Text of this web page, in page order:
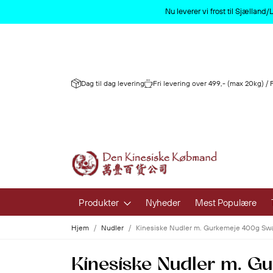
Nu leverer vi frost til Sjælland/
Dag til dag levering Fri levering over 499,- (max 20kg)
Produkter
Frisk Frugt
Nyheder Mest Populære
Hjem Nudler Kinesiske Nudler m. Gurkemeje 400g
Kinesiske Nudler m.